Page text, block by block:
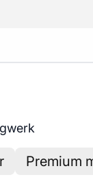
Premium